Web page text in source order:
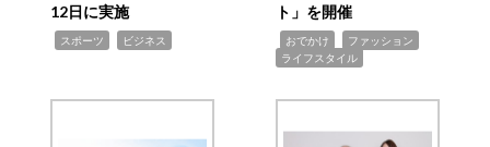
12日に実施
スポーツ ビジネス
ト」を開催
おでかけ ファッション
ライフスタイル